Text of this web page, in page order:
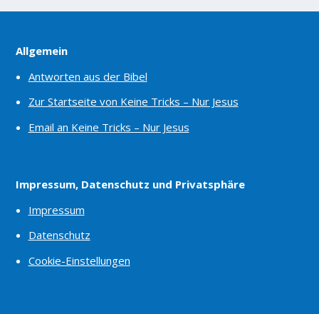
Allgemein
Antworten aus der Bibel
Zur Startseite von Keine Tricks – Nur Jesus
Email an Keine Tricks – Nur Jesus
Impressum, Datenschutz und Privatsphäre
Impressum
Datenschutz
Cookie-Einstellungen